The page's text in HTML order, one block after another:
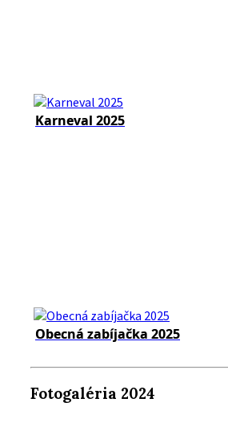
Karneval 2025
Obecná zabíjačka 2025
Fotogaléria 2024